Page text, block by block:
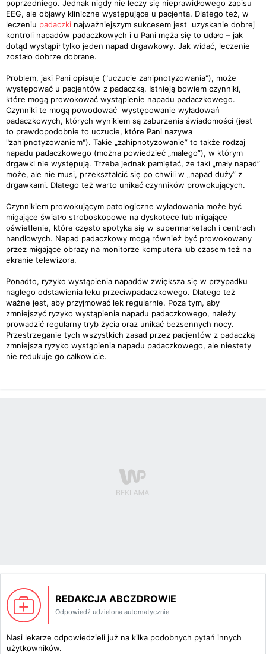
poprzedniego. Jednak nigdy nie leczy się nieprawidłowego zapisu
EEG, ale objawy kliniczne występujące u pacjenta. Dlatego też, w
leczeniu padaczki najważniejszym sukcesem jest uzyskanie dobrej
kontroli napadów padaczkowych i u Pani męża się to udało – jak
dotąd wystąpił tylko jeden napad drgawkowy. Jak widać, leczenie
zostało dobrze dobrane.
Problem, jaki Pani opisuje ("uczucie zahipnotyzowania"), może
występować u pacjentów z padaczką. Istnieją bowiem czynniki,
które mogą prowokować wystąpienie napadu padaczkowego.
Czynniki te mogą powodować występowanie wyładowań
padaczkowych, których wynikiem są zaburzenia świadomości (jest
to prawdopodobnie to uczucie, które Pani nazywa
"zahipnotyzowaniem"). Takie „zahipnotyzowanie” to także rodzaj
napadu padaczkowego (można powiedzieć „małego”), w którym
drgawki nie występują. Trzeba jednak pamiętać, że taki „mały napad”
może, ale nie musi, przekształcić się po chwili w „napad duży” z
drgawkami. Dlatego też warto unikać czynników prowokujących.
Czynnikiem prowokującym patologiczne wyładowania może być
migające światło stroboskopowe na dyskotece lub migające
oświetlenie, które często spotyka się w supermarketach i centrach
handlowych. Napad padaczkowy mogą również być prowokowany
przez migające obrazy na monitorze komputera lub czasem też na
ekranie telewizora.
Ponadto, ryzyko wystąpienia napadów zwiększa się w przypadku
nagłego odstawienia leku przeciwpadaczkowego. Dlatego też
ważne jest, aby przyjmować lek regularnie. Poza tym, aby
zmniejszyć ryzyko wystąpienia napadu padaczkowego, należy
prowadzić regularny tryb życia oraz unikać bezsennych nocy.
Przestrzeganie tych wszystkich zasad przez pacjentów z padaczką
zmniejsza ryzyko wystąpienia napadu padaczkowego, ale niestety
nie redukuje go całkowicie.
REDAKCJA ABCZDROWIE
Odpowiedź udzielona automatycznie
Nasi lekarze odpowiedzieli już na kilka podobnych pytań innych
użytkowników.